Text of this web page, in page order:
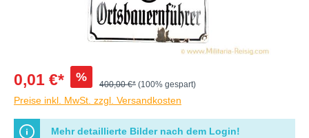
0,01 €* %
400,00 €* (100% gespart)
Preise inkl. MwSt. zzgl. Versandkosten
Mehr detaillierte Bilder nach dem Login!